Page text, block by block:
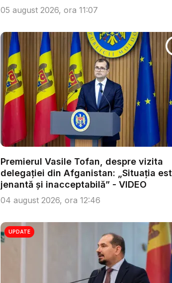
05 august 2026, ora 11:07
Premierul Vasile Tofan, despre vizita
delegației din Afganistan: „Situația
jenantă și inacceptabilă” - VIDEO
04 august 2026, ora 12:46
UPDATE